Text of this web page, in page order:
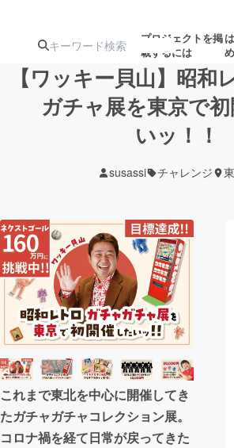
プロジェクトを掲
載するには
注目の新着プロ 募集終
テクノロジー・ガジェット
映像・映画
ビジネス・起業
まちづくり・地域活性化
CAMPFIRE for Social Good
【ワッキー貝山】昭和
ガチャ展を東京で
いッ！！
susassi チャレンジ
これまで東北を中心に開催してき
たガチャガチャコレクション展。
コロナ禍を経て日常が戻ってきた